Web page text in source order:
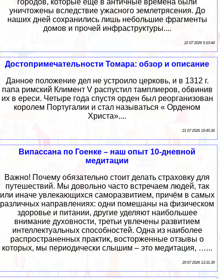
городов, которые ещё в античные времена были
уничтожены вследствие ужасного землетрясения. До
наших дней сохранились лишь небольшие фрагменты
домов и прочей инфраструктуры....
22 07 2026 5:10:44
Достопримечательности Томара: обзор и описание
Данное положение дел не устроило церковь, и в 1312 г.
папа римский Климент V распустил тамплиеров, обвинив
их в ереси. Четыре года спустя орден был реорганизован
королем Португалии и стал называться « Орденом
Христа»....
21 07 2026 19:45:36
Випассана по Гоенке – наш опыт 10-дневной
медитации
Важно! Почему обязательно стоит делать страховку для
путешествий. Мы довольно часто встречаем людей, так
или иначе увлекающихся саморазвитием, причём в самых
различных направлениях: одни помешаны на физическом
здоровье и питании, другие уделяют наибольшее
внимание духовности, третьи увлечены развитием
интеллектуальных способностей. Одна из наиболее
распространенных практик, восторженные отзывы о
которых, мы периодически слышим – это медитация, …...
20 07 2026 13:31:39